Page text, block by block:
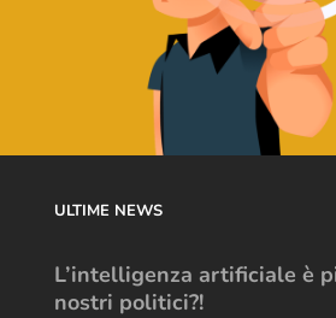
ULTIME NEWS
L’intelligenza artificiale è
nostri politici?!